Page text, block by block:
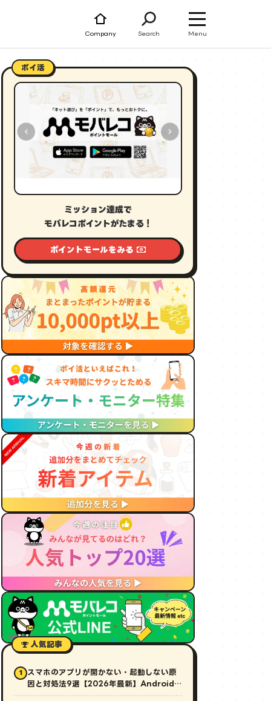
Company Search Menu
ポイ活
ミッション達成で
モバレコポイントがたまる！
ポイントモールをみる
人気記事
1
スマホのアプリが開かない・起動しない原
因と対処法9選【2026年最新】Android・
iPhone対応